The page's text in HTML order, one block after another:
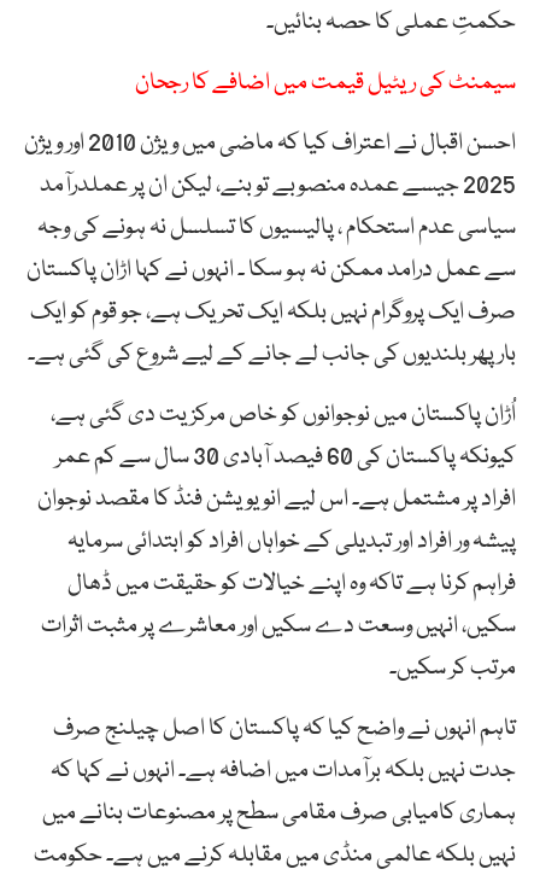
حکمتِ عملی کا حصہ بنائیں۔
سیمنٹ کی ریٹیل قیمت میں اضافے کا رجحان
احسن اقبال نے اعتراف کیا کہ ماضی میں ویژن 2010 اور ویژن
2025 جیسے عمدہ منصوبے تو بنے، لیکن ان پر عملدرآمد
سیاسی عدم استحکام ، پالیسیوں کا تسلسل نہ ہونے کی وجہ
سے عمل درامد ممکن نہ ہو سکا ۔ انہوں نے کہا اڑان پاکستان
صرف ایک پروگرام نہیں بلکہ ایک تحریک ہے، جو قوم کو ایک
بار پھر بلندیوں کی جانب لے جانے کے لیے شروع کی گئی ہے۔
اُڑان پاکستان میں نوجوانوں کو خاص مرکزیت دی گئی ہے،
کیونکہ پاکستان کی 60 فیصد آبادی 30 سال سے کم عمر
افراد پر مشتمل ہے۔ اس لیے انویویشن فنڈ کا مقصد نوجوان
پیشہ ور افراد اور تبدیلی کے خواہاں افراد کو ابتدائی سرمایہ
فراہم کرنا ہے تاکہ وہ اپنے خیالات کو حقیقت میں ڈھال
سکیں، انہیں وسعت دے سکیں اور معاشرے پر مثبت اثرات
مرتب کر سکیں۔
تاہم انہوں نے واضح کیا کہ پاکستان کا اصل چیلنج صرف
جدت نہیں بلکہ برآمدات میں اضافہ ہے۔ انہوں نے کہا کہ
ہماری کامیابی صرف مقامی سطح پر مصنوعات بنانے میں
نہیں بلکہ عالمی منڈی میں مقابلہ کرنے میں ہے۔ حکومت